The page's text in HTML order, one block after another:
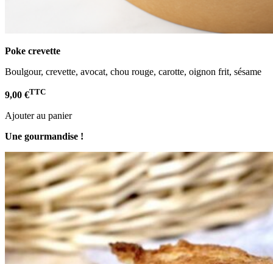
Poke crevette
Boulgour, crevette, avocat, chou rouge, carotte, oignon frit, sésame
9,00 €TTC
Ajouter au panier
Une gourmandise !